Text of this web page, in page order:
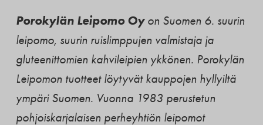
Porokylän Leipomo Oyon Suomen 6. suurin
leipomo, suurin ruislimppujen valmistaja ja
gluteenittomien kahvileipien ykkönen. Porokylän
Leipomon tuotteet löytyvät kauppojen hyllyiltä
ympäri Suomen. Vuonna 1983 perustetun
pohjoiskarjalaisen perheyhtiön leipomot